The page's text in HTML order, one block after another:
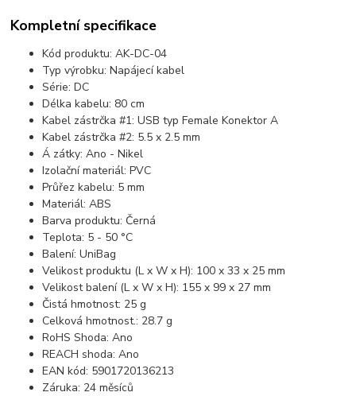
Kompletní specifikace
Kód produktu: AK-DC-04
Typ výrobku: Napájecí kabel
Série: DC
Délka kabelu: 80 cm
Kabel zástrčka #1: USB typ Female Konektor A
Kabel zástrčka #2: 5.5 x 2.5 mm
Á zátky: Ano - Nikel
Izolační materiál: PVC
Průřez kabelu: 5 mm
Materiál: ABS
Barva produktu: Černá
Teplota: 5 - 50 °C
Balení: UniBag
Velikost produktu (L x W x H): 100 x 33 x 25 mm
Velikost balení (L x W x H): 155 x 99 x 27 mm
Čistá hmotnost: 25 g
Celková hmotnost.: 28.7 g
RoHS Shoda: Ano
REACH shoda: Ano
EAN kód: 5901720136213
Záruka: 24 měsíců